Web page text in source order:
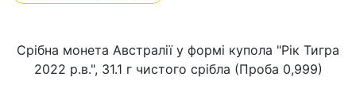
Срібна монета Австралії у формі купола "Рік Тигра
2022 р.в.", 31.1 г чистого срібла (Проба 0,999)